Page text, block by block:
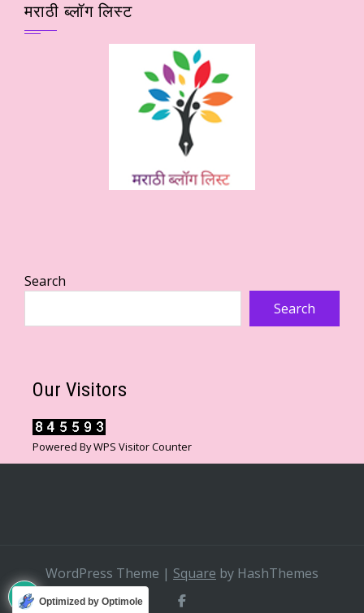
मराठी ब्लॉग लिस्ट
Search
Search
Our Visitors
Powered ByWPS Visitor Counter
WordPress Theme | Square by HashThemes
Optimized by Optimole